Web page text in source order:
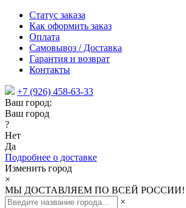
Статус заказа
Как оформить заказ
Оплата
Самовывоз / Доставка
Гарантия и возврат
Контакты
+7 (926) 458-63-33
Ваш город:
Ваш город
?
Нет
Да
Подробнее о доставке
Изменить город
×
МЫ ДОСТАВЛЯЕМ ПО ВСЕЙ РОССИИ!
×